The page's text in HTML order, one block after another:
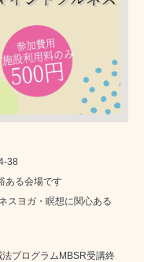
38
ある会場です
スヨガ・瞑想に関心ある
プログラムMBSR受講終